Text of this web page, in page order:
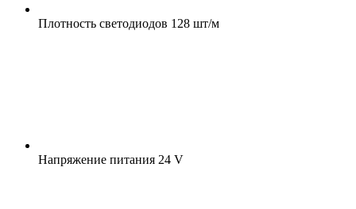
Плотность светодиодов 128 шт/м
Напряжение питания 24 V